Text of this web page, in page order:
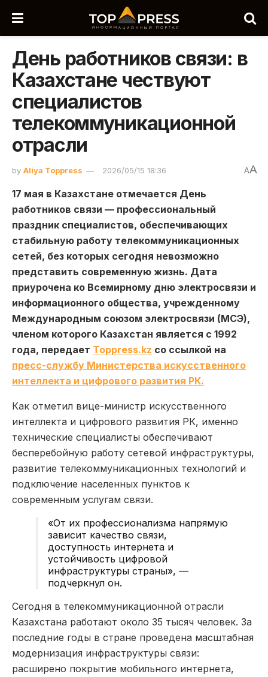
День работников связи: в
Казахстане чествуют
специалистов
телекоммуникационной
отрасли
by Aliya Toppress 2026/05/15 18:36 AA
17 мая в Казахстане отмечается День
работников связи — профессиональный
праздник специалистов, обеспечивающих
стабильную работу телекоммуникационных
сетей, без которых сегодня невозможно
представить современную жизнь. Дата
приурочена ко Всемирному дню электросвязи и
информационного общества, учрежденному
Международным союзом электросвязи (МСЭ),
членом которого Казахстан является с 1992
года, передает Toppress.kz со ссылкой на
пресс-службу Министерства искусственного
интеллекта и цифрового развития РК.
Как отметил вице-министр искусственного
интеллекта и цифрового развития РК, именно
технические специалисты обеспечивают
бесперебойную работу сетевой инфраструктуры,
развитие телекоммуникационных технологий и
подключение населенных пунктов к
современным услугам связи.
«От их профессионализма напрямую
зависит качество связи,
доступность интернета и
устойчивость цифровой
инфраструктуры страны», —
подчеркнул он.
Сегодня в телекоммуникационной отрасли
Казахстана работают около 35 тысяч человек. За
последние годы в стране проведена масштабная
модернизация инфраструктуры связи:
расширено покрытие мобильного интернета,